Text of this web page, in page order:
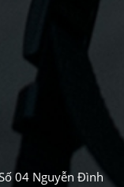
04 Nguyễn Đình